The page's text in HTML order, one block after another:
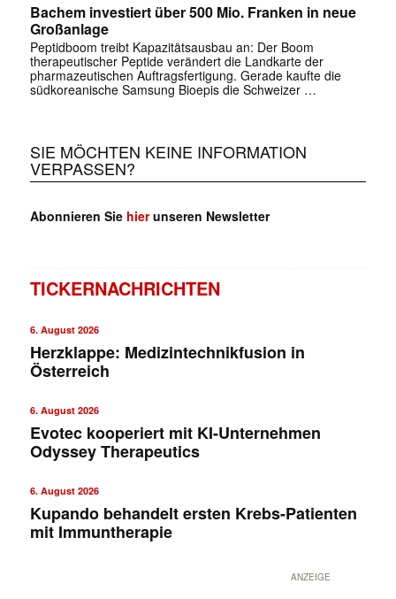
Bachem investiert über 500 Mio. Franken in neue
Großanlage
Peptidboom treibt Kapazitätsausbau an: Der Boom
therapeutischer Peptide verändert die Landkarte der
pharmazeutischen Auftragsfertigung. Gerade kaufte die
südkoreanische Samsung Bioepis die Schweizer …
SIE MÖCHTEN KEINE INFORMATION
VERPASSEN?
Abonnieren Sie hierunseren Newsletter
TICKERNACHRICHTEN
6. August 2026
Herzklappe: Medizintechnikfusion in
Österreich
6. August 2026
Evotec kooperiert mit KI-Unternehmen
Odyssey Therapeutics
6. August 2026
Kupando behandelt ersten Krebs-Patienten
mit Immuntherapie
ANZEIGE